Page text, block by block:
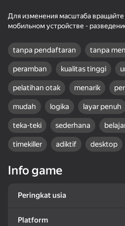
25
book
41
Tower to the Sky!
Look into the phone
Dandy world:
Evolution
24
One Block
Mine MOD!
My Pet Shelly
Для изменения масштаба
мобильном устройстве -
tanpa pendaftaran tanpa
peramban kualitas tinggi
pelatihan otak menarik
mudah logika layar penuh
teka-teki sederhana
timekiller adiktif desktop
Info game
Peringkat usia
Platform